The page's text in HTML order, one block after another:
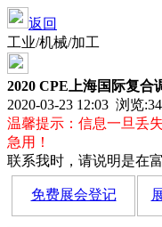
返回
工业/机械/加工
2020 CPE上海国际复合
2020-03-23 12:03 浏览:
温馨提示：信息一旦丢
急用！
联系我时，请说明是在
免费展会登记